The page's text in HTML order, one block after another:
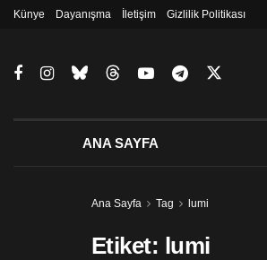
Künye Dayanışma İletişim Gizlilik Politikası
ANA SAYFA
Ana Sayfa Tag lumi
Etiket: lumi